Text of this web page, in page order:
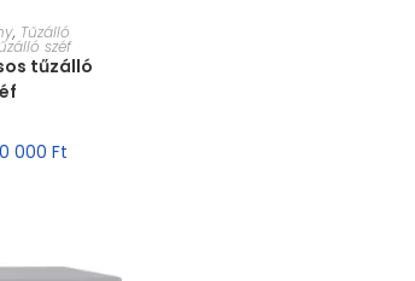
, Tűzálló
széf
tűzálló
000Ft